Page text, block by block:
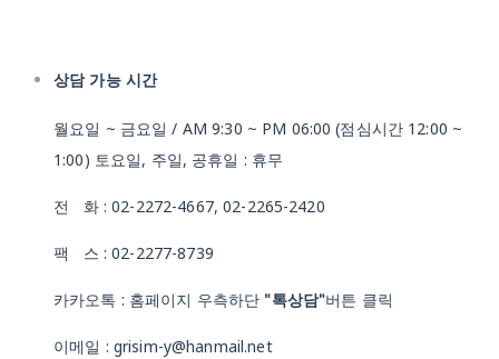
상담 가능 시간
월요일 ~ 금요일 / AM 9:30 ~ PM 06:00 (점심시간 12:00 ~
1:00) 토요일, 주일, 공휴일 : 휴무
전 화 : 02-2272-4667, 02-2265-2420
팩 스 : 02-2277-8739
카카오톡 : 홈페이지 우측하단 "톡상담"버튼 클릭
이메일 : grisim-y@hanmail.net